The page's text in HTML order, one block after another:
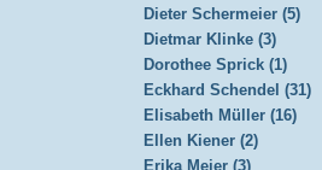
Dieter Schermeier (5)
Dietmar Klinke (3)
Dorothee Sprick (1)
Eckhard Schendel (31)
Elisabeth Müller (16)
Ellen Kiener (2)
Erika Meier (3)